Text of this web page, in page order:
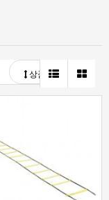
상품정렬